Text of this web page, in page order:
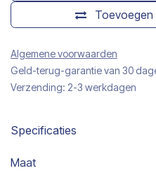
Toevoegen
Algemene voorwaarden
Geld-terug-garantie van 30
Verzending: 2-3 werkdagen
Specificaties
Maat